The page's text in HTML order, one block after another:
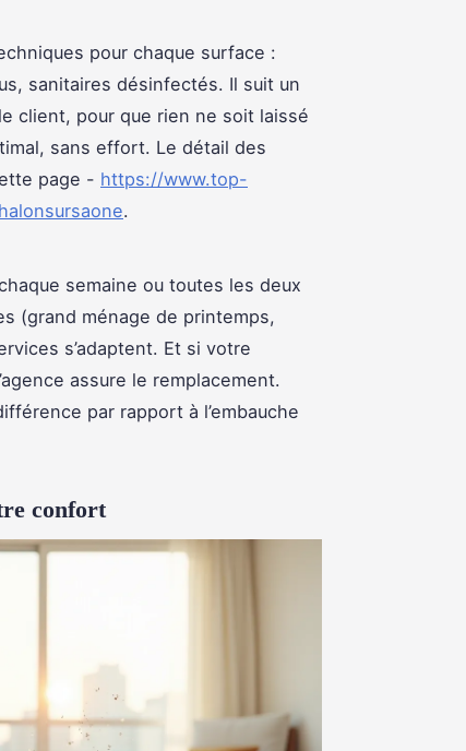
pour chaque surface :
sanitaires désinfectés. Il suit un
client, pour que rien ne soit laissé
sans effort. Le détail des
page - https://www.top-
.
semaine ou toutes les deux
(grand ménage de printemps,
s’adaptent. Et si votre
assure le remplacement.
par rapport à l’embauche
confort